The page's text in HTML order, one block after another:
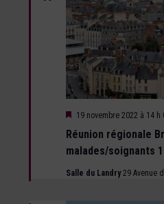
Réunion régionale
malades/soignants
Mis
avant
19 novembre 2022 à 14 h
Salle du Landry29 Avenue